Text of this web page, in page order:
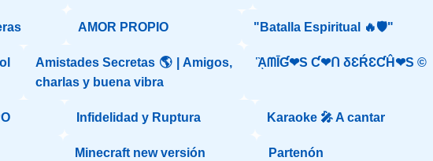
AMOR PROPIO "Batalla Espiritual 🔥🛡️"
Amistades Secretas 🌎 | Amigos,
charlas y buena vibra
ᾋᗰĪƓ❤S Ƈ❤ᑎ δƐŔƐƇĤ❤S ©️
Infidelidad y Ruptura Karaoke 🎤 A cantar
Minecraft new versión Partenón